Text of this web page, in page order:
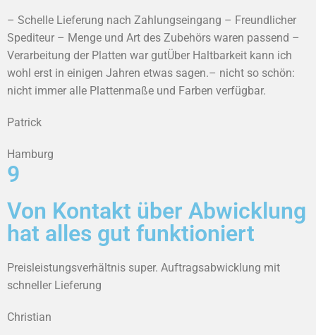
– Schelle Lieferung nach Zahlungseingang – Freundlicher
Spediteur – Menge und Art des Zubehörs waren passend –
Verarbeitung der Platten war gutÜber Haltbarkeit kann ich
wohl erst in einigen Jahren etwas sagen.– nicht so schön:
nicht immer alle Plattenmaße und Farben verfügbar.
Patrick
Hamburg
9
Von Kontakt über Abwicklung
hat alles gut funktioniert
Preisleistungsverhältnis super. Auftragsabwicklung mit
schneller Lieferung
Christian